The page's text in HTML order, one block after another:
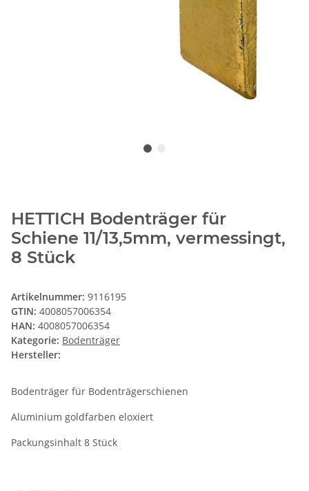
HETTICH Bodenträger für
Schiene 11/13,5mm, vermessingt,
8 Stück
Artikelnummer: 9116195
GTIN: 4008057006354
HAN: 4008057006354
Kategorie: Bodenträger
Hersteller:
Bodenträger für Bodenträgerschienen
Aluminium goldfarben eloxiert
Packungsinhalt 8 Stück